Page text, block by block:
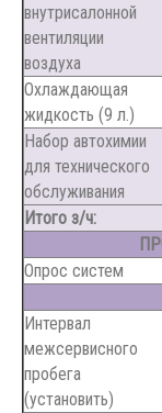
внутрисалонной
вентиляции
воздуха
Охлаждающая
жидкость (9 л.)
Набор автохимии
для технического
обслуживания
Итого з/ч:
Опрос систем
Интервал
межсервисного
пробега
(установить)